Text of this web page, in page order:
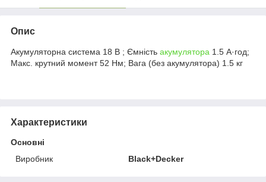
Опис
Акумуляторна система 18 В ; Ємність акумулятора 1.5 А·год;
Макс. крутний момент 52 Нм; Вага (без акумулятора) 1.5 кг
Характеристики
Основні
Виробник
Black+Decker